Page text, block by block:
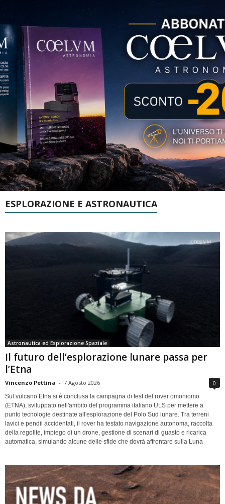
ESPLORAZIONE E ASTRONAUTICA
Astronautica ed Esplorazione Spaziale
Il futuro dell’esplorazione lunare passa per
l’Etna
Vincenzo Pettina - 7 Agosto 2026 0
Sul vulcano Etna si è conclusa la campagna di test del rover omoniomo
(ETNA), sviluppato nell'ambito del programma italiano ULS per mettere a
punto tecnologie destinate all'esplorazione del Polo Sud lunare. Tra terreni
lavici e pendii accidentati, il rover ha testato navigazione autonoma, raccolta
della regolite, impiego di un drone, gestione di scenari di guasto e ricarica
automatica, simulando alcune delle sfide che dovrà affrontare sulla Luna